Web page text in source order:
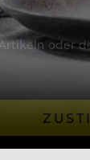
oder